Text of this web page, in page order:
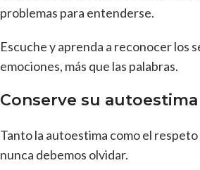
problemas para entenderse.
Escuche y aprenda a reconocer los
emociones, más que las palabras.
Conserve su autoestima
Tanto la autoestima como el respeto
nunca debemos olvidar.